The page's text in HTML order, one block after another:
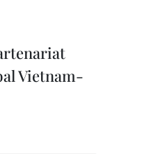
Vietnam-